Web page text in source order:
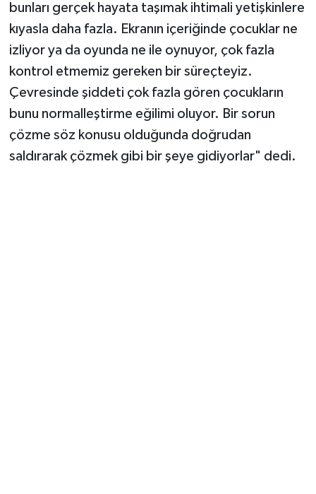
bunları gerçek hayata taşımak ihtimali yetişkinlere
kıyasla daha fazla. Ekranın içeriğinde çocuklar ne
izliyor ya da oyunda ne ile oynuyor, çok fazla
kontrol etmemiz gereken bir süreçteyiz.
Çevresinde şiddeti çok fazla gören çocukların
bunu normalleştirme eğilimi oluyor. Bir sorun
çözme söz konusu olduğunda doğrudan
saldırarak çözmek gibi bir şeye gidiyorlar" dedi.